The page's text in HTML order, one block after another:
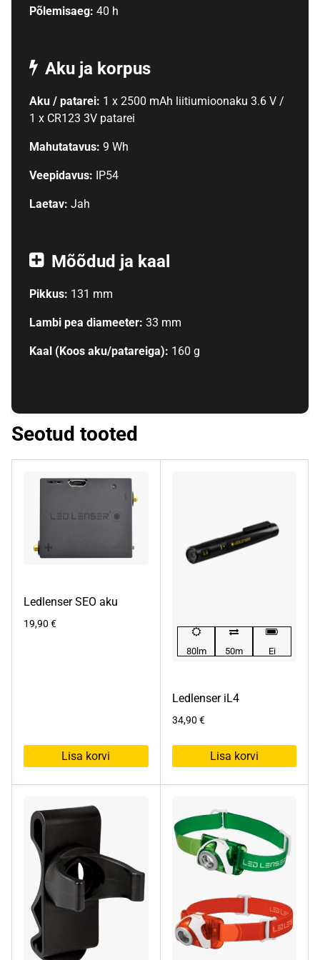
Põlemisaeg: 40 h
Aku ja korpus
Aku / patarei: 1 x 2500 mAh liitiumioonaku 3.6 V /
1 x CR123 3V patarei
Mahutatavus: 9 Wh
Veepidavus: IP54
Laetav: Jah
Mõõdud ja kaal
Pikkus: 131 mm
Lambi pea diameeter: 33 mm
Kaal (Koos aku/patareiga): 160 g
Seotud tooted
Ledlenser SEO aku
19,90 €
Lisa korvi
80lm 50m Ei
Ledlenser iL4
34,90 €
Lisa korvi